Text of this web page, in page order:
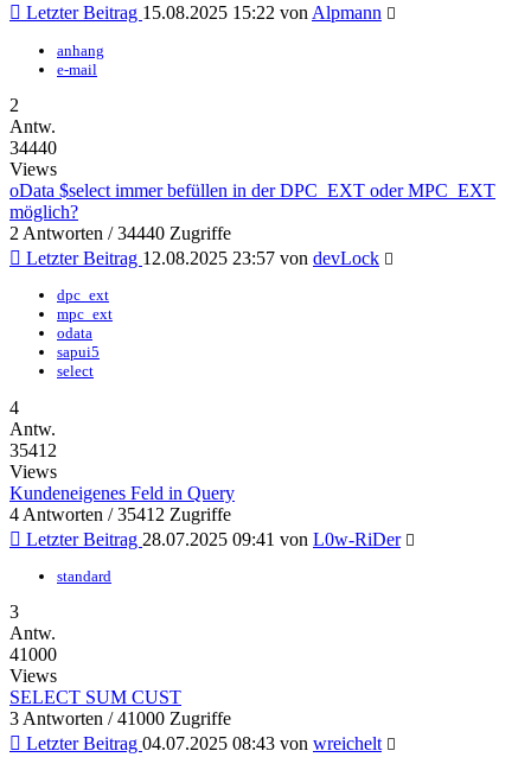
Letzter Beitrag 15.08.2025 15:22 von Alpmann
anhang
e-mail
2
Antw.
34440
Views
oData $select immer befüllen in der DPC_EXT oder MPC_EXT
möglich?
2 Antworten / 34440 Zugriffe
Letzter Beitrag 12.08.2025 23:57 von devLock
dpc_ext
mpc_ext
odata
sapui5
select
4
Antw.
35412
Views
Kundeneigenes Feld in Query
4 Antworten / 35412 Zugriffe
Letzter Beitrag 28.07.2025 09:41 von L0w-RiDer
standard
3
Antw.
41000
Views
SELECT SUM CUST
3 Antworten / 41000 Zugriffe
Letzter Beitrag 04.07.2025 08:43 von wreichelt